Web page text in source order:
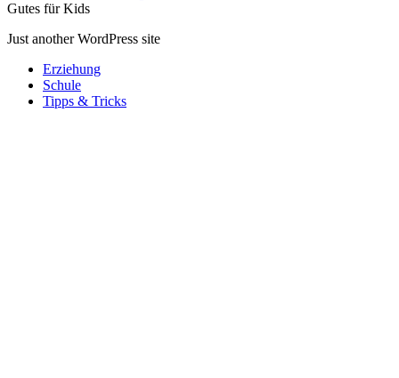
Gutes für Kids
Just another WordPress site
Erziehung
Schule
Tipps & Tricks